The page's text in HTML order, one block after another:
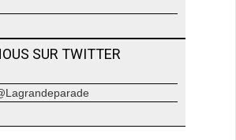
SUR TWITTER